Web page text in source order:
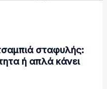
σταφυλής:
ή απλά κάνει